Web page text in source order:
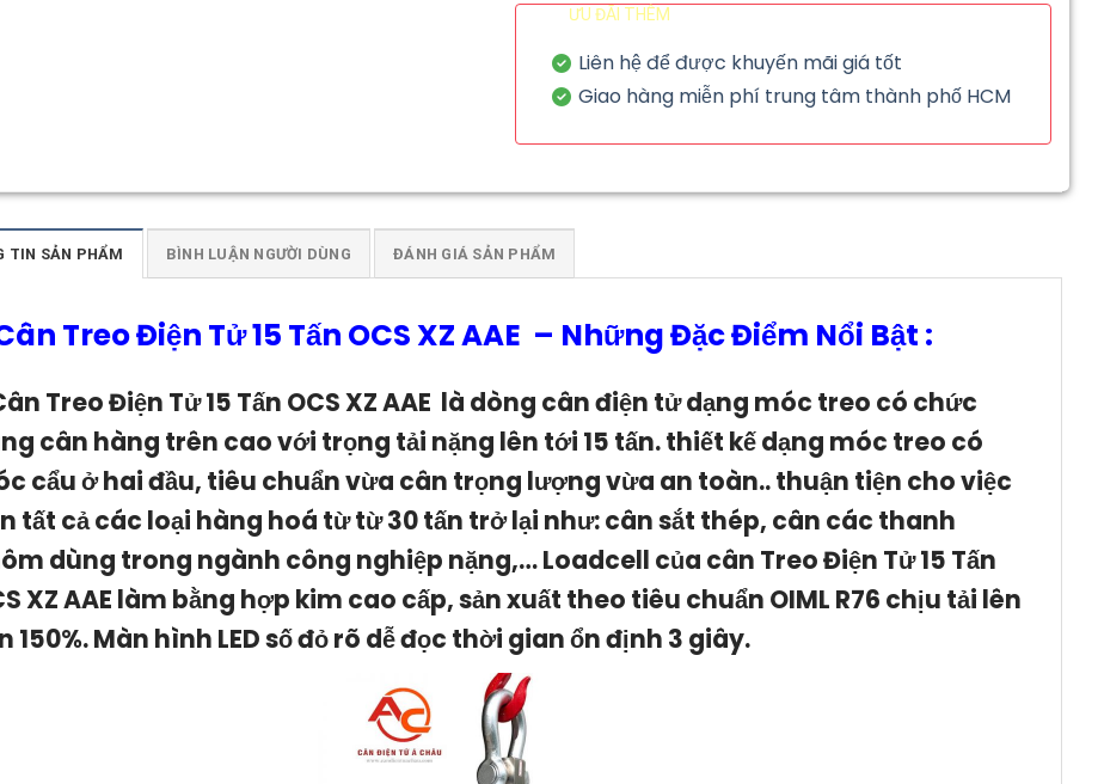
ƯU ĐÃI THÊM
Liên hệ để được khuyến mãi giá tốt
Giao hàng miễn phí trung tâm thành phố HCM
TIN SẢN PHẨM BÌNH LUẬN NGƯỜI DÙNG ĐÁNH GIÁ SẢN PHẨM
Treo Điện Tử 15 Tấn OCS XZ AAE – Những Đặc Điểm Nổi Bật :
Treo Điện Tử 15 Tấn OCS XZ AAE là dòng cân điện tử dạng móc treo có chức
cân hàng trên cao với trọng tải nặng lên tới 15 tấn. thiết kế dạng móc treo có
cẩu ở hai đầu, tiêu chuẩn vừa cân trọng lượng vừa an toàn.. thuận tiện cho việc
tất cả các loại hàng hoá từ từ 30 tấn trở lại như: cân sắt thép, cân các thanh
dùng trong ngành công nghiệp nặng,… Loadcell của cân Treo Điện Tử15 Tấn
XZ AAE làm bằng hợp kim cao cấp, sản xuất theo tiêu chuẩn OIML R76 chịu tải lên
150%. Màn hình LED số đỏ rõ dễ đọc thời gian ổn định 3 giây.